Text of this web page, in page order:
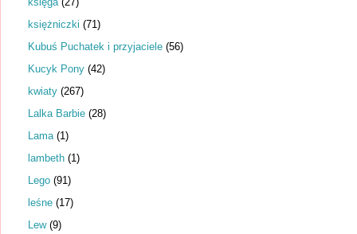
księżniczki (71)
Kubuś Puchatek i przyjaciele (56)
Kucyk Pony (42)
kwiaty (267)
Lalka Barbie (28)
Lama (1)
lambeth (1)
Lego (91)
leśne (17)
Lew (9)